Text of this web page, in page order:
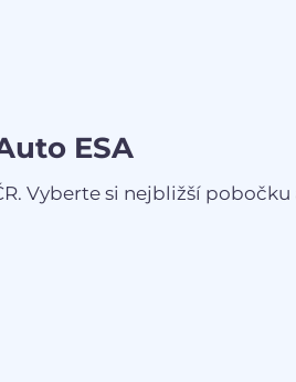
ESA
Vyberte si nejbližší